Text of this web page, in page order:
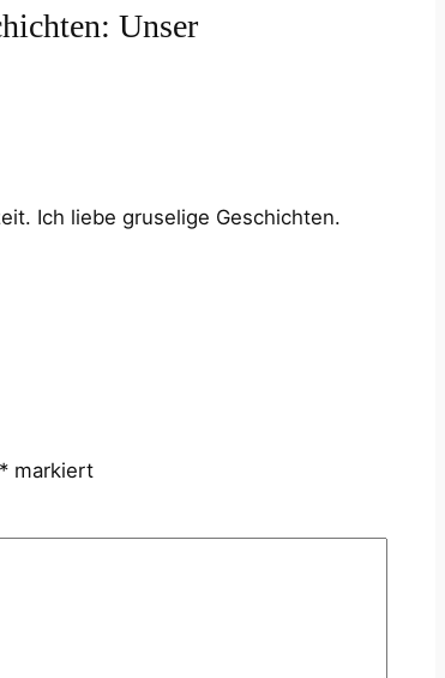
Unser
Ich liebe gruselige Geschichten.
*markiert